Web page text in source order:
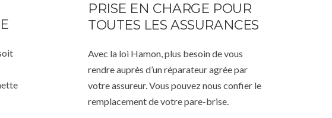
PRISE EN CHARGE POUR
TOUTES LES ASSURANCES
Avec la loi Hamon, plus besoin de vous
rendre auprès d’un réparateur agrée par
votre assureur. Vous pouvez nous confier le
remplacement de votre pare-brise.